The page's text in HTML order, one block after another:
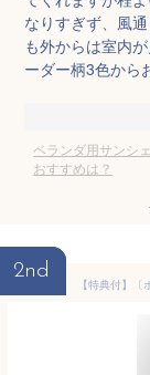
なりすぎず、風
も外からは室内
ーダー柄3色から
ベランダ用サンシ
おすすめは？
2nd